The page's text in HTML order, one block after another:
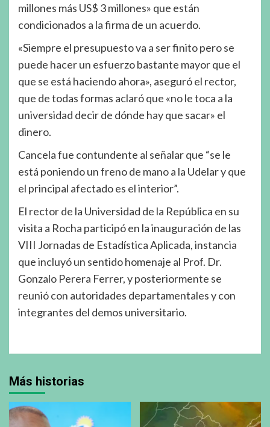
millones más US$ 3 millones» que están
condicionados a la firma de un acuerdo.
«Siempre el presupuesto va a ser finito pero se
puede hacer un esfuerzo bastante mayor que el
que se está haciendo ahora», aseguró el rector,
que de todas formas aclaró que «no le toca a la
universidad decir de dónde hay que sacar» el
dinero.
Cancela fue contundente al señalar que “se le
está poniendo un freno de mano a la Udelar y que
el principal afectado es el interior”.
El rector de la Universidad de la República en su
visita a Rocha participó en la inauguración de las
VIII Jornadas de Estadística Aplicada, instancia
que incluyó un sentido homenaje al Prof. Dr.
Gonzalo Perera Ferrer, y posteriormente se
reunió con autoridades departamentales y con
integrantes del demos universitario.
Más historias